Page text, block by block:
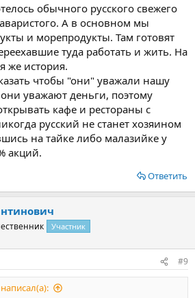
кухни на острове Бали
на домашней кухне. Блюда,
знакомы каждому россиянину.
кухни, что и отражено в названии. В
различных блюд России,
пельмени, котлеты по-киевски,
бефстроганов и многое-многое
и блюдах, хотя и говорят о том, что
напоминает типичное славянское
не только исконно русские
гостям и отдыхающим
и итальянской кухни. Что
блюд, то они довольно
обычного русского свежего
А в основном мы
и морепродукты. Там готовят
туда работать и жить. На
же история.
чтобы "они" уважали нашу
уважают деньги, поэтому
кафе и рестораны с
русский не станет хозяином
на тайке либо малазийке у
акций.
Ответить
Участник
#9